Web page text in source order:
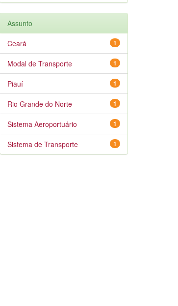
Assunto
1
Ceará
1
Modal de Transporte
1
Piauí
1
Rio Grande do Norte
1
Sistema Aeroportuário
1
Sistema de Transporte